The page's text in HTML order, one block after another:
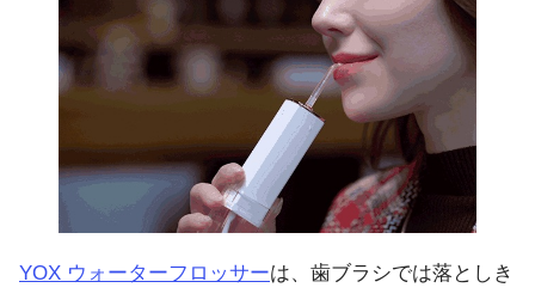
YOX ウォーターフロッサーは、歯ブラシでは落としき